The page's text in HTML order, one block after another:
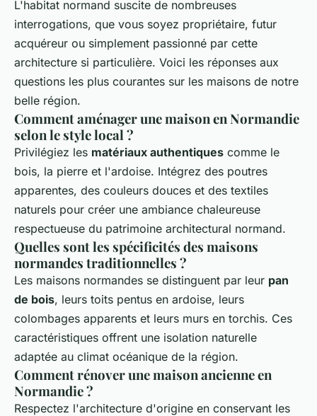
L'habitat normand suscite de nombreuses
interrogations, que vous soyez propriétaire, futur
acquéreur ou simplement passionné par cette
architecture si particulière. Voici les réponses aux
questions les plus courantes sur les maisons de notre
belle région.
Comment aménager une maison en Normandie
selon le style local ?
Privilégiez les matériaux authentiques comme le
bois, la pierre et l'ardoise. Intégrez des poutres
apparentes, des couleurs douces et des textiles
naturels pour créer une ambiance chaleureuse
respectueuse du patrimoine architectural normand.
Quelles sont les spécificités des maisons
normandes traditionnelles ?
Les maisons normandes se distinguent par leur pan
de bois, leurs toits pentus en ardoise, leurs
colombages apparents et leurs murs en torchis. Ces
caractéristiques offrent une isolation naturelle
adaptée au climat océanique de la région.
Comment rénover une maison ancienne en
Normandie ?
Respectez l'architecture d'origine en conservant les